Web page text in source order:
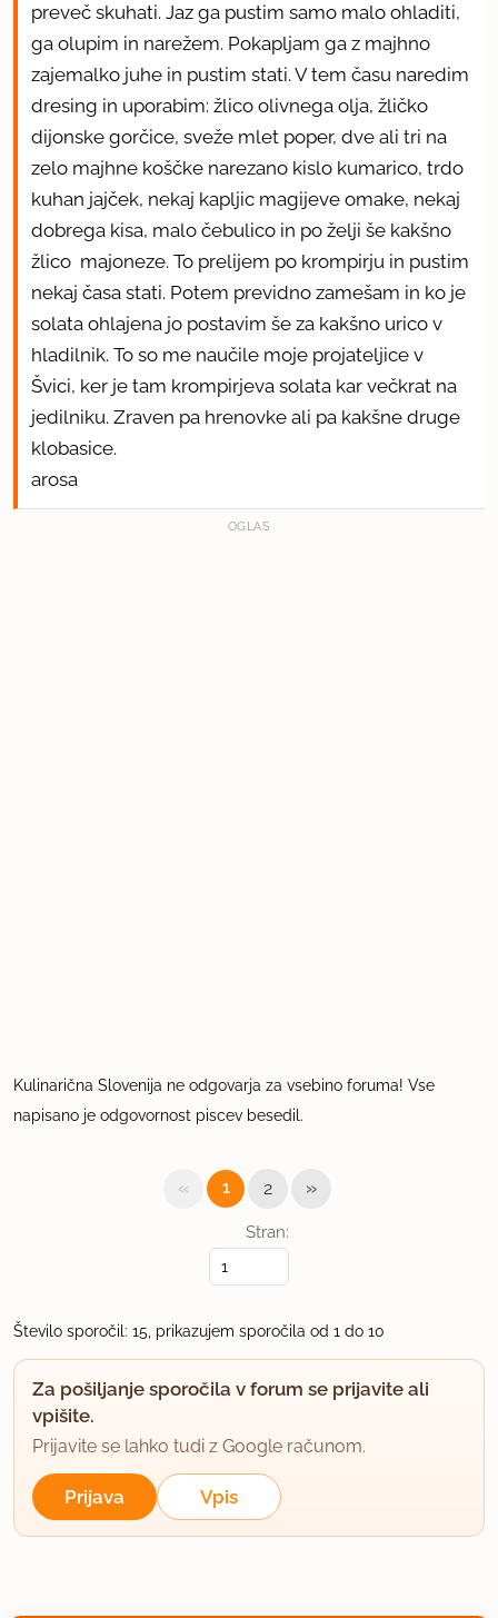
preveč skuhati. Jaz ga pustim samo malo ohladiti,
ga olupim in narežem. Pokapljam ga z majhno
zajemalko juhe in pustim stati. V tem času naredim
dresing in uporabim: žlico olivnega olja, žličko
dijonske gorčice, sveže mlet poper, dve ali tri na
zelo majhne koščke narezano kislo kumarico, trdo
kuhan jajček, nekaj kapljic magijeve omake, nekaj
dobrega kisa, malo čebulico in po želji še kakšno
žlico majoneze. To prelijem po krompirju in pustim
nekaj časa stati. Potem previdno zamešam in ko je
solata ohlajena jo postavim še za kakšno urico v
hladilnik. To so me naučile moje projateljice v
Švici, ker je tam krompirjeva solata kar večkrat na
jedilniku. Zraven pa hrenovke ali pa kakšne druge
klobasice.
arosa
OGLAS
Kulinarična Slovenija ne odgovarja za vsebino foruma! Vse
napisano je odgovornost piscev besedil.
Stran:
« 1 2 »
Število sporočil: 15, prikazujem sporočila od 1 do 10
Za pošiljanje sporočila v forum se prijavite ali
vpišite.
Prijavite se lahko tudi z Google računom.
Prijava Vpis